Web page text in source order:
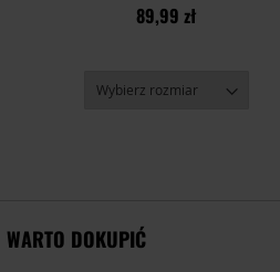
Black
89,99 zł
WARTO DOKUPIĆ